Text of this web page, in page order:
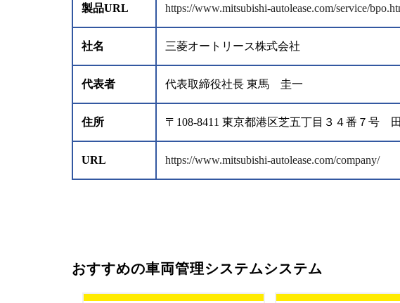
製品URL https://www.mitsubishi-autolease.com/service/
社名 三菱オートリース株式会社
代表者 代表取締役社長 東馬 圭一
住所 〒108-8411 東京都港区芝五丁目３４番７号
URL https://www.mitsubishi-autolease.com/company/
おすすめの車両管理システムシステム